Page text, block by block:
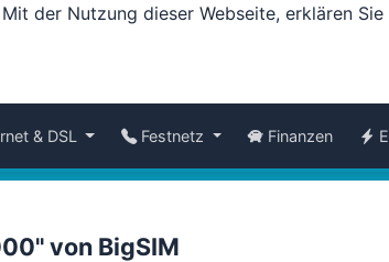
der Nutzung dieser Webseite, erklären
& DSL Festnetz Finanzen
von BigSIM